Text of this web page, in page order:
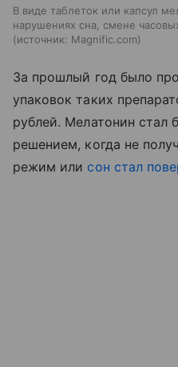
В виде таблеток или капсул
нарушениях сна, смене
источник: Magnific.com
За прошлый год было
упаковок таких
рублей. Мелатонин
решением, когда не
режим или сон стал